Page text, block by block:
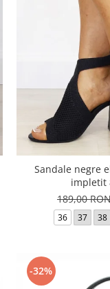
Sandale negre
impletit
189,00
36 37 38
-32%